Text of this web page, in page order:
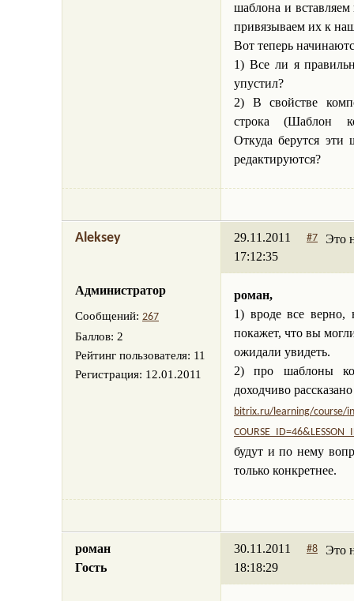
шаблона и
привязываем их к
Вот теперь
1) Все ли я
упустил?
2) В свойстве
строка (Шаблон
Откуда берутся
редактируются?
Aleksey
Администратор
Сообщений: 267
Баллов: 2
Рейтинг пользователя: 11
Регистрация: 12.01.2011
Это
#7
29.11.2011
17:12:35
роман,
1) вроде все верно,
покажет, что вы
ожидали увидеть.
2) про шаблоны
доходчиво
bitrix.ru/learning/course/
будут и по нему
только конкретнее.
роман
Гость
Это
#8
30.11.2011
18:18:29